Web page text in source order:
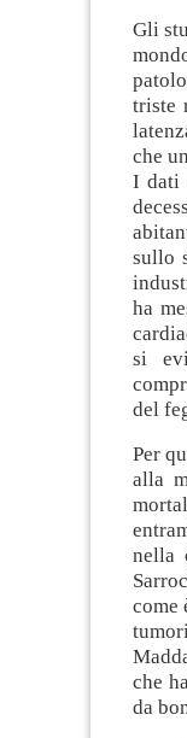
Gli
triste
che
I dati
sullo
ha
si
del
Per
alla
nella
come
che
da